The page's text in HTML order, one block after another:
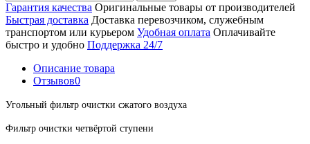
Гарантия качества Оригинальные товары от производителей
Быстрая доставка Доставка перевозчиком, служебным
транспортом или курьером Удобная оплата Оплачивайте
быстро и удобно Поддержка 24/7
Описание товара
Отзывов0
Угольный фильтр очистки сжатого воздуха
Фильтр очистки четвёртой ступени